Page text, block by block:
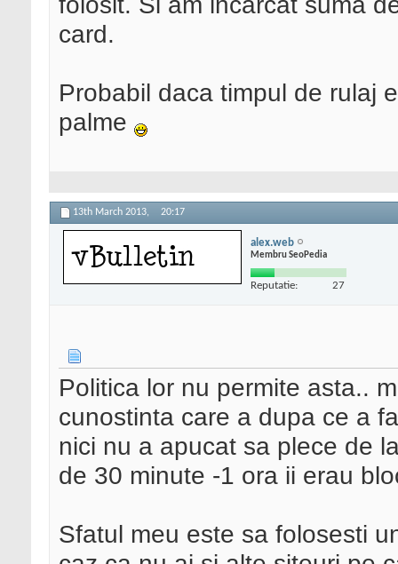
card.
Probabil daca timpul de rulaj
palme
13th March 2013, 20:17
alex.web
Membru SeoPedia
Reputatie: 27
Politica lor nu permite asta..
cunostinta care a dupa ce a
nici nu a apucat sa plece de
de 30 minute -1 ora ii erau
Sfatul meu este sa folosesti